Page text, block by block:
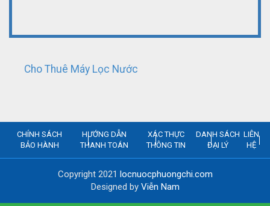
Cho Thuê Máy Lọc Nước
CHÍNH SÁCH
BẢO HÀNH
HƯỚNG DẪN
THANH TOÁN
XÁC THỰC
THÔNG TIN
DANH SÁCH
ĐẠI LÝ
LIÊN
HỆ
Copyright 2021 locnuocphuongchi.com
Designed by Viễn Nam